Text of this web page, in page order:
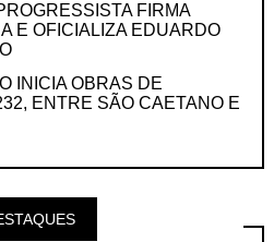
FIRMA
E OFICIALIZA EDUARDO
INICIA OBRAS DE
ENTRE SÃO CAETANO E